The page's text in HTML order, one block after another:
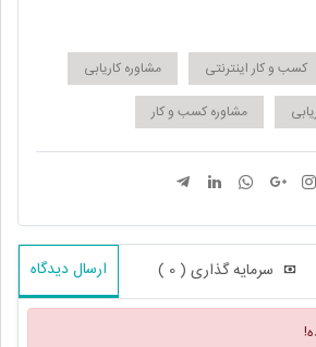
کسب و کار اینترنتی
مشاوره کاریابی
مشاوره کسب و کار
سرمایه گذاری ( 0 ) ارسال دیدگاه